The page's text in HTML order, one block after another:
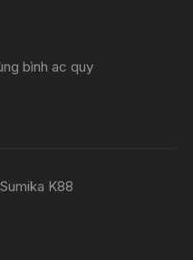
bình ac quy
K88